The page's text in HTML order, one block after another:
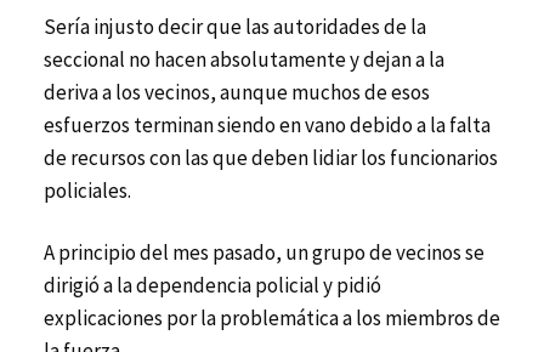
Sería injusto decir que las autoridades de la
seccional no hacen absolutamente y dejan a la
deriva a los vecinos, aunque muchos de esos
esfuerzos terminan siendo en vano debido a la falta
de recursos con las que deben lidiar los funcionarios
policiales.
A principio del mes pasado, un grupo de vecinos se
dirigió a la dependencia policial y pidió
explicaciones por la problemática a los miembros de